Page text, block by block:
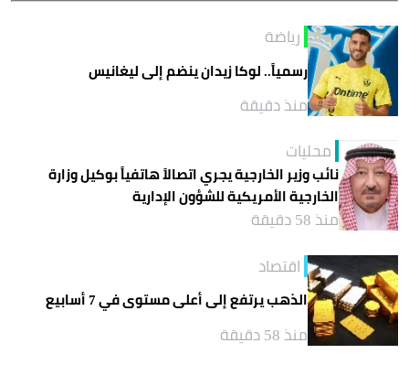
رياضة
رسمياً.. لوكا زيدان ينضم إلى ليغانيس
منذ دقيقة
محليات
نائب وزير الخارجية يجري اتصالاً هاتفياً بوكيل وزارة
الخارجية الأمريكية للشؤون الإدارية
منذ 58 دقيقة
اقتصاد
الذهب يرتفع إلى أعلى مستوى في 7 أسابيع
منذ 58 دقيقة